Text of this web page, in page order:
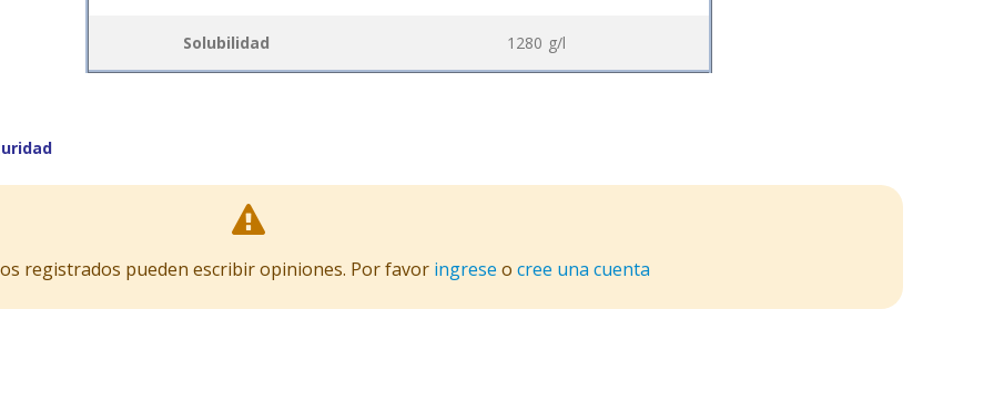
Solubilidad 1280 g/l
registrados pueden escribir opiniones. Por favor ingrese o cree una cuenta